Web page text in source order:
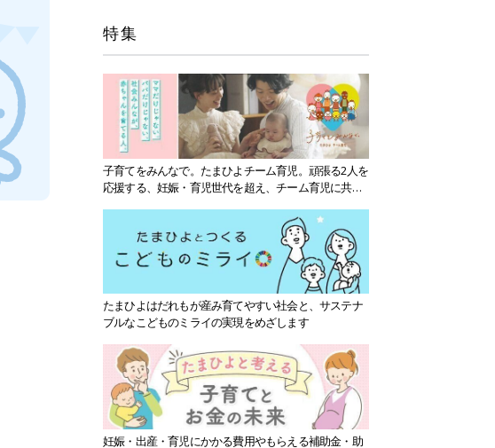
特集
子育てをみんなで。たまひよチーム育児。頑張る2人を
応援する、妊娠・育児世代を超え、チーム育児に共感
たまひよはだれもが産み育てやすい社会と、サステナ
ブルなこどものミライの実現をめざします
妊娠・出産・育児にかかる費用やもらえる補助金・助